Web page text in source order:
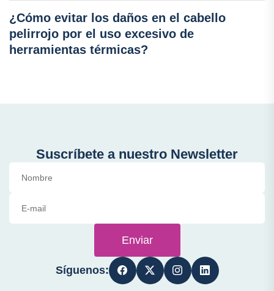
¿Cómo evitar los daños en el cabello
pelirrojo por el uso excesivo de
herramientas térmicas?
Suscríbete a nuestro Newsletter
Enviar
Síguenos: